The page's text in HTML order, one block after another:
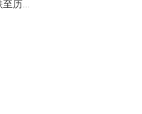
全球天然气供应过剩导致 价格暴跌至历史低点